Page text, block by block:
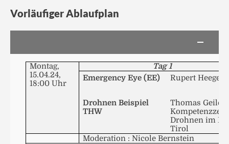
Vorläufiger Ablaufplan
Montag,
15.04.24,
18:00 Uhr
Tag 1
Emergency Eye (EE)
RupertHeege
Drohnen Beispiel
THW
Thomas Geiler
Drohnen im
Tirol
Moderation : Nicole Bernstein